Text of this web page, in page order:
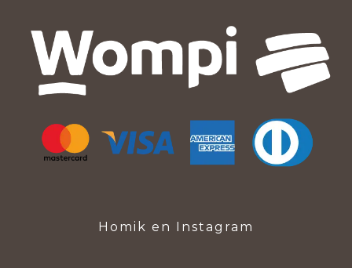
Homik en Instagram